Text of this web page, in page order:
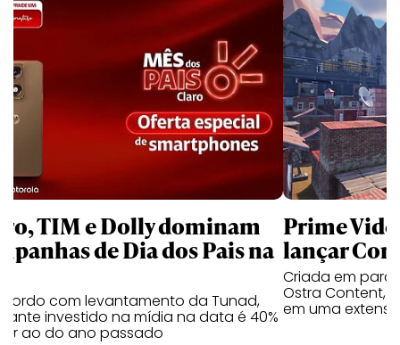
TIM e Dolly dominam
de Dia dos Pais na
com levantamento da Tunad,
investido na mídia na data é 40%
ao do ano passado
Prime
lançar
Criada em
Ostra Content,
em uma